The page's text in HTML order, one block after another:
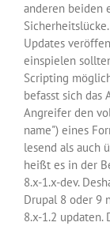
anderen beiden
Updates
einspielen
Scripting
befasst sich das
Angreifer den
name") eines
lesend als auch
heißt es in der
8.x-1.x-dev.
Drupal 8 oder 9
8.x-1.2 updaten.